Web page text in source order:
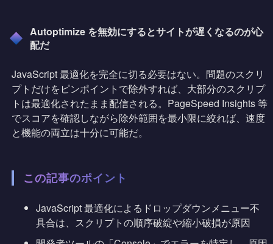
Autoptimize を無効にするとサイトが遅くなるのが心
配だ
JavaScript 最適化を完全に切る必要はない。問題のスクリ
プトだけをピンポイントで除外すれば、大部分のスクリプ
トは最適化されたまま配信される。PageSpeed Insights 等
でスコアを確認しながら除外範囲を最小限に絞れば、速度
と機能の両立は十分に可能だ。
この記事のポイント
JavaScript 最適化によるドロップダウンメニュー不
具合は、スクリプトの順序破綻や縮小破損が原因